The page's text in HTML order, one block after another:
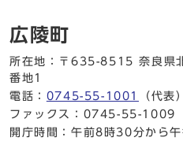
広陵町
所在地：〒635-8515 奈良県
番地1
電話： 0745-55-1001
（代表）
ファックス：0745-55-1009
開庁時間：午前8時30分から